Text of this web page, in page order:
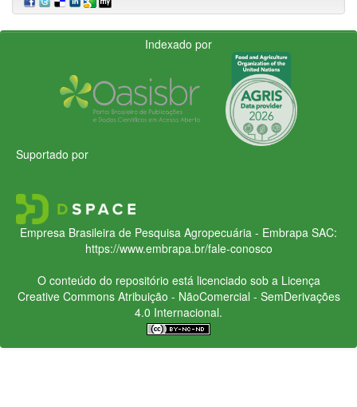
Indexado por
Suportado por
Empresa Brasileira de Pesquisa Agropecuária - Embrapa SAC:
https://www.embrapa.br/fale-conosco
O conteúdo do repositório está licenciado sob a Licença
Creative CommonsAtribuição - NãoComercial - SemDerivações
4.0 Internacional.